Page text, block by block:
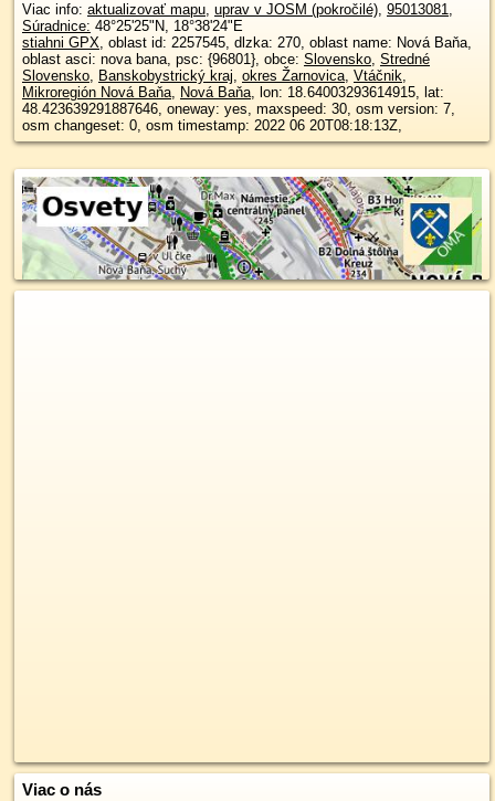
Viac info: aktualizovať mapu, uprav v JOSM (pokročilé), 95013081,
Súradnice: 48°25'25"N, 18°38'24"E
stiahni GPX, oblast id: 2257545, dlzka: 270, oblast name: Nová Baňa,
oblast asci: nova bana, psc: {96801}, obce: Slovensko, Stredné
Slovensko, Banskobystrický kraj, okres Žarnovica, Vtáčnik,
Mikroregión Nová Baňa, Nová Baňa, lon: 18.64003293614915, lat:
48.423639291887646, oneway: yes, maxspeed: 30, osm version: 7,
osm changeset: 0, osm timestamp: 2022 06 20T08:18:13Z,
Viac o nás